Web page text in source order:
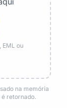
EML ou
na memória
é retornado.